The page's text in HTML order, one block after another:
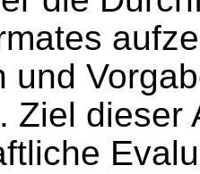
und
Ziel dieser